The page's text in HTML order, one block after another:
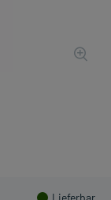
Lieferbar